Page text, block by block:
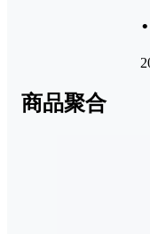
商品聚合